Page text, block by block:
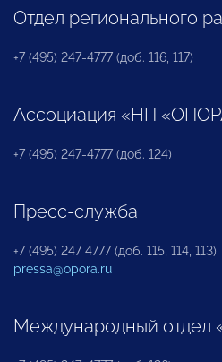
Отдел регионального
+7 (495) 247-4777 (доб. 116, 117)
Ассоциация «НП
+7 (495) 247-4777 (доб. 124)
Пресс-служба
+7 (495) 247 4777 (доб. 115, 114, 113)
pressa@opora.ru
Международный